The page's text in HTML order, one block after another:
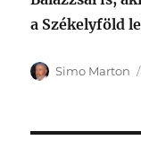
a Székelyföld
Szerző
Simo Marton